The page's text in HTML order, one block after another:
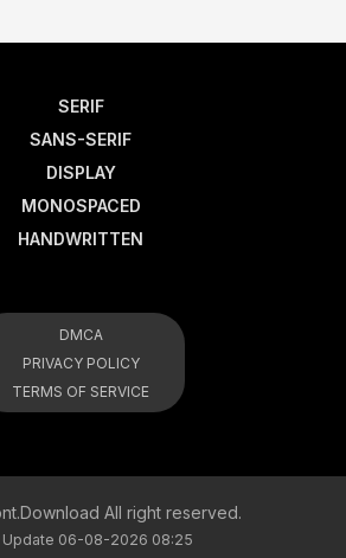
SERIF
SANS-SERIF
DISPLAY
MONOSPACED
HANDWRITTEN
DMCA
PRIVACY POLICY
TERMS OF SERVICE
All right reserved.
Update 06-08-2026 08:25